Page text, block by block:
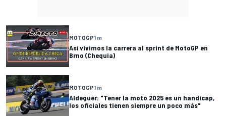
MOTOGP1 m
Así vivimos la carrera al sprint de MotoGP en
Brno (Chequia)
MOTOGP1 m
Aldeguer: "Tener la moto 2025 es un handicap,
los oficiales tienen siempre un poco más"